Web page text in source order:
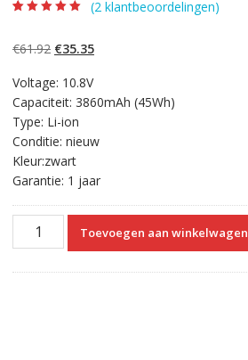
gebaseerd op
klantbeoordelinge
(2 klantbeoordelingen)
€61.92 Oorspronkelijke
was:
€61.92.
€35.35Huidige
€35.35.
Voltage: 10.8V
Capaciteit: 3860mAh (45Wh)
Type: Li-ion
Conditie: nieuw
Kleur:zwart
Garantie: 1 jaar
Originele
Toevoegen aan winkelwagen